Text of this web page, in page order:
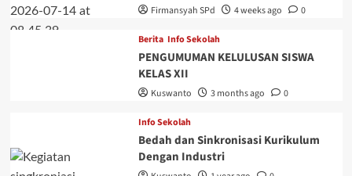
Firmansyah SPd 4 weeks ago 0
Berita Info Sekolah
PENGUMUMAN KELULUSAN SISWA
KELAS XII
Kuswanto 3 months ago 0
Info Sekolah
Bedah dan Sinkronisasi Kurikulum
Dengan Industri